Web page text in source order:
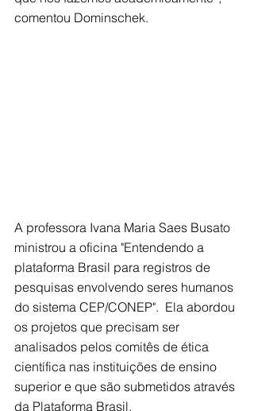
comentou Dominschek.
A professora Ivana Maria Saes Busato
ministrou a oficina "Entendendo a
plataforma Brasil para registros de
pesquisas envolvendo seres humanos
do sistema CEP/CONEP".  Ela abordou
os projetos que precisam ser
analisados pelos comitês de ética
científica nas instituições de ensino
superior e que são submetidos através
da Plataforma Brasil.